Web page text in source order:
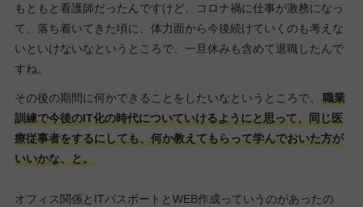
もともと看護師だったんですけど、コロナ禍に仕事が激務になっ
て、落ち着いてきた頃に、体力面から今後続けていくのも考えな
いといけないなというところで、一旦休みも含めて退職したんで
すね。
その後の期間に何かできることをしたいなというところで、
職業
訓練で今後のIT化の時代についていけるようにと思って、同じ医
療従事者をするにしても、何か教えてもらって学んでおいた方が
いいかな、と。
オフィス関係とITパスポートとWEB作成っていうのがあったの